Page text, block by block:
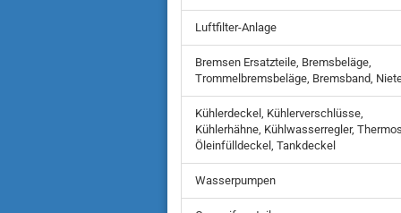
Luftfilter-Anlage
Bremsen Ersatzteile, Bremsbeläge,
Trommelbremsbeläge, Bremsband,
Kühlerdeckel, Kühlerverschlüsse,
Kühlerhähne, Kühlwasserregler,
Öleinfülldeckel, Tankdeckel
Wasserpumpen